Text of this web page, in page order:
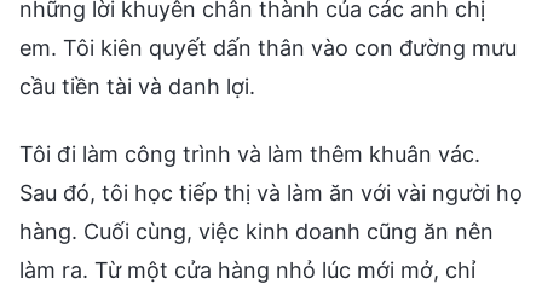
những lời khuyên chân thành của các anh chị
em. Tôi kiên quyết dấn thân vào con đường mưu
cầu tiền tài và danh lợi.
Tôi đi làm công trình và làm thêm khuân vác.
Sau đó, tôi học tiếp thị và làm ăn với vài người họ
hàng. Cuối cùng, việc kinh doanh cũng ăn nên
làm ra. Từ một cửa hàng nhỏ lúc mới mở, chỉ